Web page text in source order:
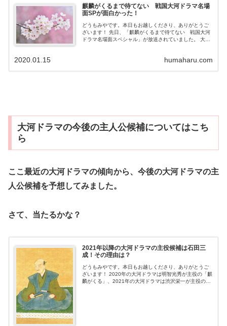
麒麟がくるまで待てない 戦国大河ドラマ名場
面SPが面白かった！
どうもみやです。本日もお越しくださり、ありがとうご
ざいます！ 先日、「麒麟がくるまで待てない 戦国大河
ドラマ名場面スペシャル」が放送されていました。 大河
humaharu.com
2020.01.15
大河ドラマの今後の主人公候補についてはこち
ら
ここ最近の大河ドラマの傾向から、今後の大河ドラマの主
人公候補を予想してみました。
さて、当たるかな？
2021年以降の大河ドラマの主役候補は石田三
成！その理由は？
どうもみやです。本日もお越しくださり、ありがとうご
ざいます！ 2020年の大河ドラマは明智光秀が主役の「麒
麟がくる」、2021年の大河ドラマは渋沢栄一が主役の